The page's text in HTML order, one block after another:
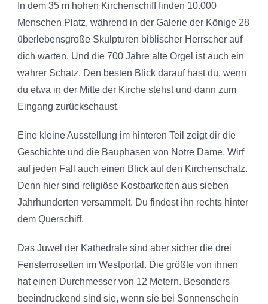
In dem 35 m hohen Kirchenschiff finden 10.000
Menschen Platz, während in der Galerie der Könige 28
überlebensgroße Skulpturen biblischer Herrscher auf
dich warten. Und die 700 Jahre alte Orgel ist auch ein
wahrer Schatz. Den besten Blick darauf hast du, wenn
du etwa in der Mitte der Kirche stehst und dann zum
Eingang zurückschaust.
Eine kleine Ausstellung im hinteren Teil zeigt dir die
Geschichte und die Bauphasen von Notre Dame. Wirf
auf jeden Fall auch einen Blick auf den Kirchenschatz.
Denn hier sind religiöse Kostbarkeiten aus sieben
Jahrhunderten versammelt. Du findest ihn rechts hinter
dem Querschiff.
Das Juwel der Kathedrale sind aber sicher die drei
Fensterrosetten im Westportal. Die größte von ihnen
hat einen Durchmesser von 12 Metern. Besonders
beeindruckend sind sie, wenn sie bei Sonnenschein